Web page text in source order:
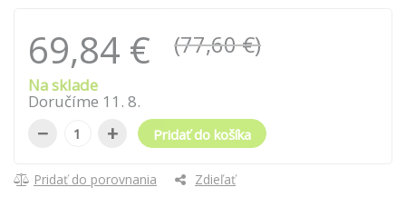
69,84 € (77,60 €)
Na sklade
Doručíme 11 . 8.
− + Pridať do košíka
Pridať do porovnania Zdieľať